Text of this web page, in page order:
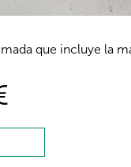
que incluye la